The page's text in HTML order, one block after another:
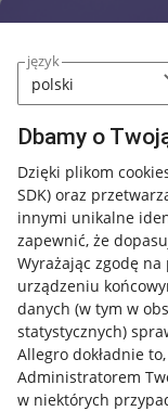
język
Dbamy o
Dzięki plikom
SDK) oraz
innymi unikalne
zapewnić, że
Wyrażając zgodę
urządzeniu
danych (w tym w
statystycznych)
Allegro dokładnie
Administratorem
w niektórych